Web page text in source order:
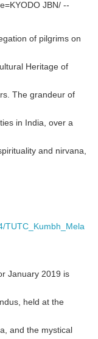
JBN/ --
of pilgrims on
Heritage of
The grandeur of
in India, over a
and nirvana,
TUTC_Kumbh_Mela
January 2019 is
held at the
and the mystical